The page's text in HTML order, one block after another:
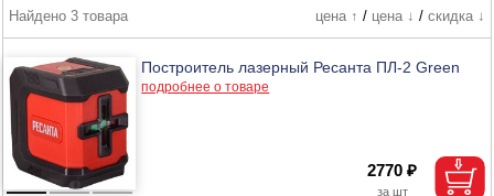
Найдено 3 товара
цена ↑ / цена ↓ / скидка ↓
Построитель лазерный Ресанта ПЛ-2 Green
подробнее о товаре
2770 ₽